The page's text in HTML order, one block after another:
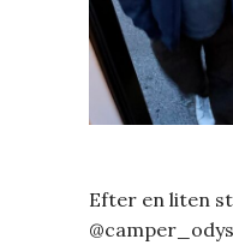
Efter en liten